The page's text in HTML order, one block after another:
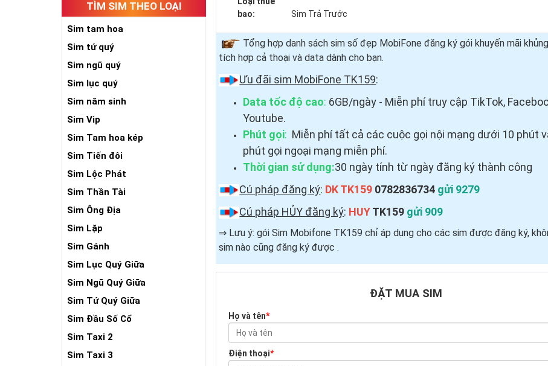
TÌM SIM THEO LOẠI
Sim tam hoa
Sim tứ quý
Sim ngũ quý
Sim lục quý
Sim năm sinh
Sim Vip
Sim Tam hoa kép
Sim Tiến đôi
Sim Lộc Phát
Sim Thần Tài
Sim Ông Địa
Sim Lặp
Sim Gánh
Sim Lục Quý Giữa
Sim Ngũ Quý Giữa
Sim Tứ Quý Giữa
Sim Đầu Số Cổ
Sim Taxi 2
Sim Taxi 3
bao:
Sim Trả Trước
Tổng hợp danh sách sim số đẹp MobiFone đăng ký gói khuyến mãi
tích hợp cả thoại và data dành cho bạn.
Ưu đãi sim MobiFone TK159:
Data tốc độ cao: 6GB/ngày - Miễn phí truy cập TikTok,
Youtube.
Phút gọi: Miễn phí tất cả các cuộc gọi nội mạng dưới 10 phút
phút gọi ngoại mạng miễn phí.
Thời gian sử dụng:30 ngày tính từ ngày đăng ký thành công
Cú pháp đăng ký: DK TK159 0782836734 gửi 9279
Cú pháp HỦY đăng ký: HUYTK159 gửi 909
⇒ Lưu ý: gói Sim Mobifone TK159 chỉ áp dụng cho các sim được đăng ký,
sim nào cũng đăng ký được ​.
ĐẶT MUA SIM
Họ và tên*
Điện thoại*